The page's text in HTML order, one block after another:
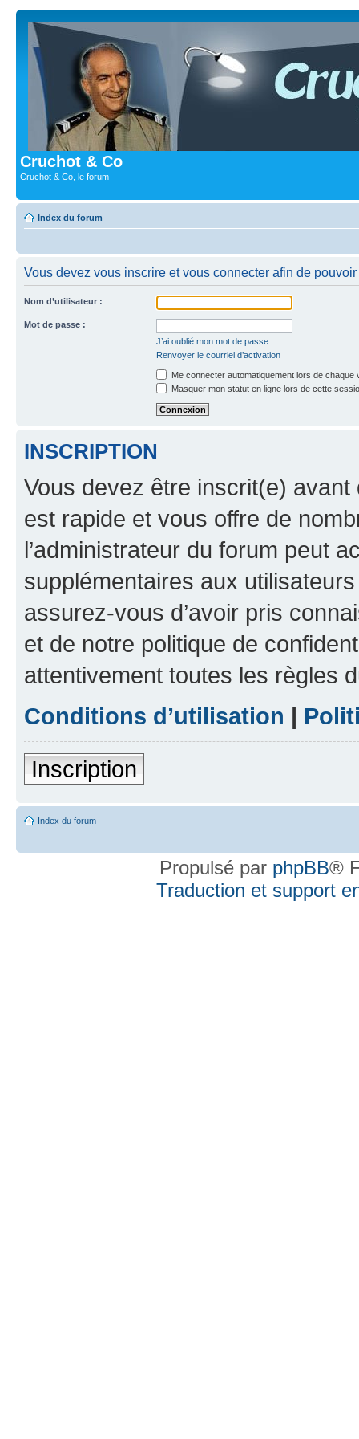
Cruchot & Co
Cruchot & Co, le forum
Index du forum
Vous devez vous inscrire et vous connecter afin de
Nom d’utilisateur :
Mot de passe :
J’ai oublié mon mot de passe
Renvoyer le courriel d’activation
Me connecter automatiquement lors de chaque
Masquer mon statut en ligne lors de cette
INSCRIPTION
Vous devez être inscrit(e) avant
est rapide et vous offre de
l’administrateur du forum peut
supplémentaires aux
assurez-vous d’avoir pris
et de notre politique de
attentivement toutes les règles
Conditions d’utilisation |
Inscription
Index du forum
Propulsé par phpBB®
Traduction et support